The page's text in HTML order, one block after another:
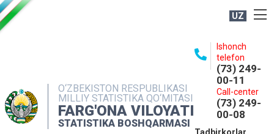
UZ
O‘ZBEKISTON RESPUBLIKASI
MILLIY STATISTIKA QO‘MITASI
FARG'ONA VILOYATI
STATISTIKA BOSHQARMASI
Ishonch
telefon
(73) 249-
00-11
Call-center
(73) 249-
00-08
NASHRLAR
INTERAKTIV XIZMATLAR
MATBUOT XIZMATI